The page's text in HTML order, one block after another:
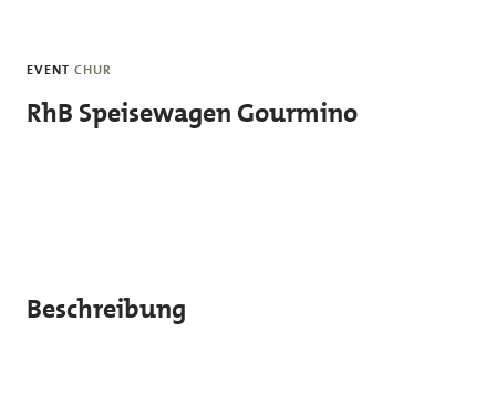
EVENT CHUR
RhB Speisewagen Gourmino
Beschreibung